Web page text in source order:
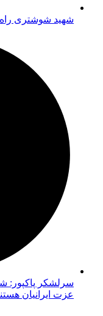
شهید شوشتری راه
سرلشکر پاکپور:
عزت ایرانیان